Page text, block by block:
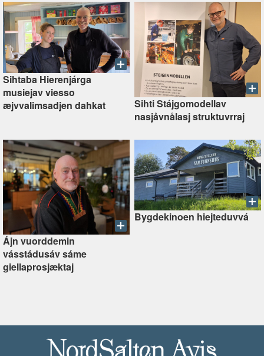
Sihtaba Hierenjárga
musiejav viesso
æjvvalimsadjen dahkat
Sihti Stájgomodellav
nasjåvnålasj struktuvrraj
Ájn vuorddemin
vásstádusáv sáme
giellaprosjæktaj
Bygdekinoen hiejteduvvá